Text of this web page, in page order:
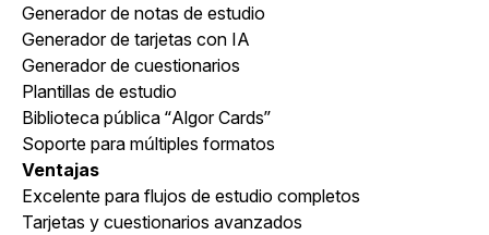
Generador de notas de estudio
Generador de tarjetas con IA
Generador de cuestionarios
Plantillas de estudio
Biblioteca pública “Algor Cards”
Soporte para múltiples formatos
Ventajas
Excelente para flujos de estudio completos
Tarjetas y cuestionarios avanzados